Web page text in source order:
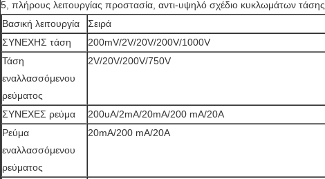
5, πλήρους λειτουργίας προστασία, αντι-υψηλό σχέδιο κυκλωμάτων τάσης.
Βασική λειτουργία
Σειρά
ΣΥΝΕΧΗΣ τάση
200mV/2V/20V/200V/1000V
Τάση
εναλλασσόμενου
ρεύματος
2V/20V/200V/750V
ΣΥΝΕΧΕΣ ρεύμα 200uA/2mA/20mA/200 mA/20A
Ρεύμα
εναλλασσόμενου
ρεύματος
20mA/200 mA/20A